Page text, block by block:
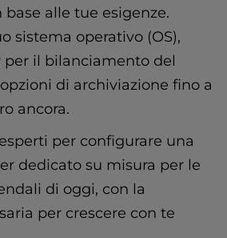
alle tue esigenze.
sistema operativo (OS),
per il bilanciamento del
di archiviazione fino a
ancora.
per configurare una
dedicato su misura per le
di oggi, con la
per crescere con te